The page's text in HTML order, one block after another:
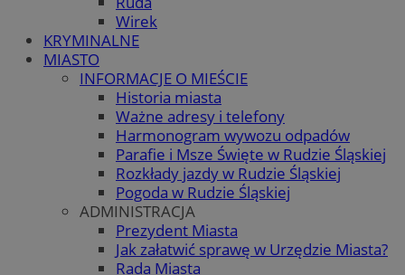
Wirek
KRYMINALNE
MIASTO
INFORMACJE O MIEŚCIE
Historia miasta
Ważne adresy i telefony
Harmonogram wywozu odpadów
Parafie i Msze Święte w Rudzie Śląskiej
Rozkłady jazdy w Rudzie Śląskiej
Pogoda w Rudzie Śląskiej
ADMINISTRACJA
Prezydent Miasta
Jak załatwić sprawę w Urzędzie Miasta?
Rada Miasta